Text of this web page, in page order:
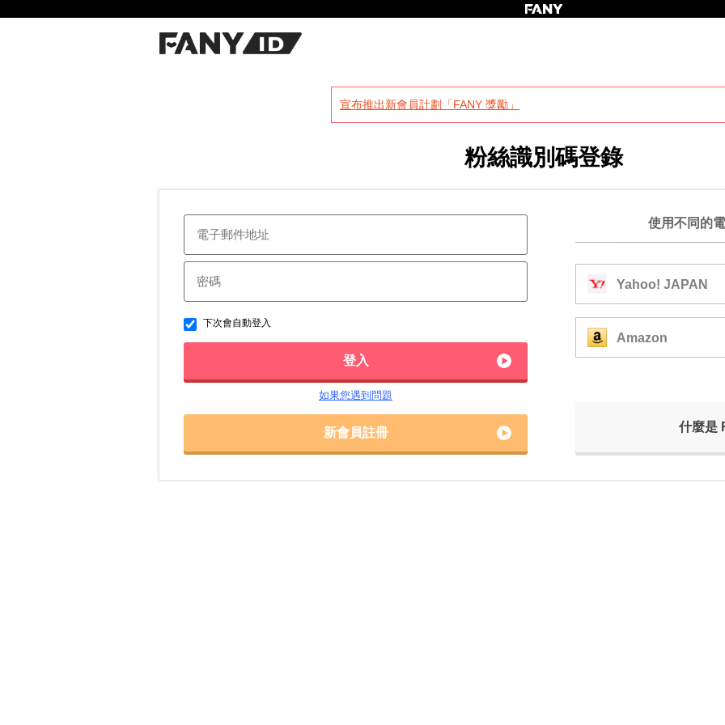
宣布推出新會員計劃「FANY 獎勵」
粉絲識別碼登錄
下次會自動登入
登入
如果您遇到問題
新會員註冊
使用不同的
Yahoo! JAPAN
Amazon
什麼是